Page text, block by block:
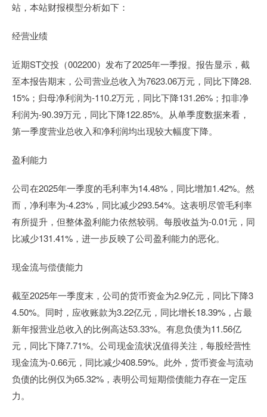
站，本站财报模型分析如下：
经营业绩
近期ST交投（002200）发布了2025年一季报。报告显示，截
至本报告期末，公司营业总收入为7623.06万元，同比下降28.
15%；归母净利润为-110.2万元，同比下降131.26%；扣非净
利润为-90.39万元，同比下降122.85%。从单季度数据来看，
第一季度营业总收入和净利润均出现较大幅度下降。
盈利能力
公司在2025年一季度的毛利率为14.48%，同比增加1.42%。然
而，净利率为-4.23%，同比减少293.54%。这表明尽管毛利率
有所提升，但整体盈利能力依然较弱。每股收益为-0.01元，同
比减少131.41%，进一步反映了公司盈利能力的恶化。
现金流与偿债能力
截至2025年一季度末，公司的货币资金为2.9亿元，同比下降3
4.50%。同时，应收账款为3.22亿元，同比增长18.39%，占最
新年报营业总收入的比例高达53.33%。有息负债为11.56亿
元，同比下降7.71%。公司现金流状况值得关注，每股经营性
现金流为-0.66元，同比减少408.59%。此外，货币资金与流动
负债的比例仅为65.32%，表明公司短期偿债能力存在一定压
力。